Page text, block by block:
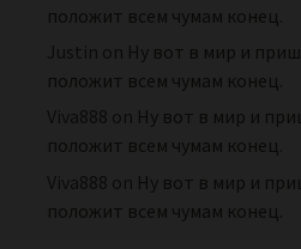
положит всем чумам конец.
Justin on Ну вот в мир и
положит всем чумам конец.
Viva888 on Ну вот в мир и
положит всем чумам конец.
Viva888 on Ну вот в мир и
положит всем чумам конец.